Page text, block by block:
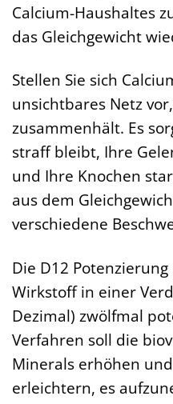
Calcium-Haushaltes
das Gleichgewicht
Stellen Sie sich
unsichtbares Netz
zusammenhält. Es
straff bleibt, Ihre
und Ihre Knochen
aus dem
verschiedene
Die D12
Wirkstoff in einer
Dezimal) zwölfmal
Verfahren soll die
Minerals erhöhen
erleichtern, es